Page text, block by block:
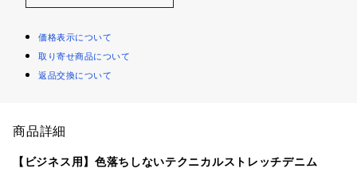
価格表示について
取り寄せ商品について
返品交換について
商品詳細
【ビジネス用】色落ちしないテクニカルストレッチデニム